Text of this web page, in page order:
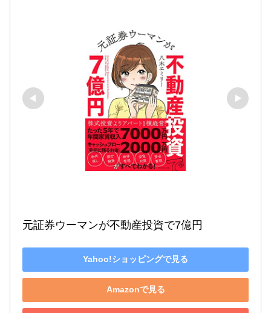
元証券ウーマンが不動産投資で7億円
Yahoo!ショッピングで見る
Amazonで見る